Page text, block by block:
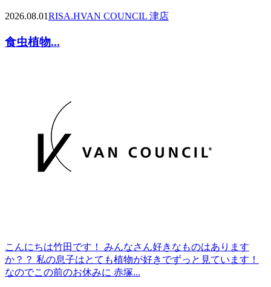
2026.08.01RISA.HVAN COUNCIL 津店
食虫植物...
こんにちは竹田です！ みんなさん好きなものはあります
か？？ 私の息子はとても植物が好きでずっと見ています！
なのでこの前のお休みに 赤塚...